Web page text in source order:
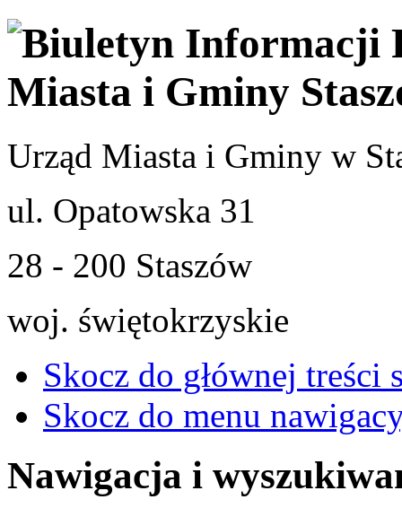
Urząd Miasta i Gminy w
ul. Opatowska 31
28 - 200 Staszów
woj. świętokrzyskie
Skocz do głównej treści
Skocz do menu
Nawigacja i